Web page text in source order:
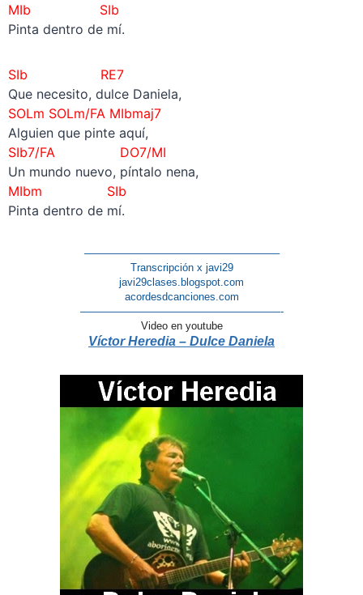
MIb SIb
Pinta dentro de mí.
SIb RE7
Que necesito, dulce Daniela,
SOLm SOLm/FAMIbmaj7
Alguien que pinte aquí,
SIb7/FA DO7/MI
Un mundo nuevo, píntalo nena,
MIbm SIb
Pinta dentro de mí.
——————————————————–
Transcripción x javi29
javi29clases.blogspot.com
acordesdcanciones.com
———————————————————-
Video en youtube
Víctor Heredia – Dulce Daniela